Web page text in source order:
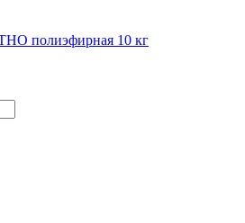
полиэфирная 10 кг